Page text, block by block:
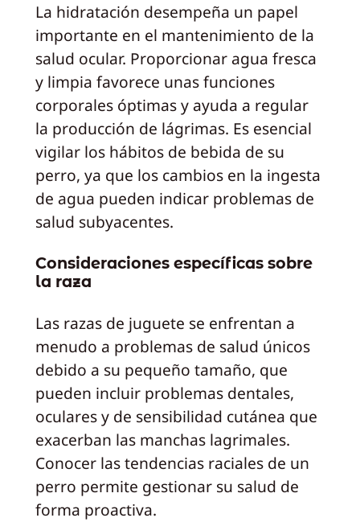
La hidratación desempeña un papel
importante en el mantenimiento de la
salud ocular. Proporcionar agua fresca
y limpia favorece unas funciones
corporales óptimas y ayuda a regular
la producción de lágrimas. Es esencial
vigilar los hábitos de bebida de su
perro, ya que los cambios en la ingesta
de agua pueden indicar problemas de
salud subyacentes.
Consideraciones específicas sobre
la raza
Las razas de juguete se enfrentan a
menudo a problemas de salud únicos
debido a su pequeño tamaño, que
pueden incluir problemas dentales,
oculares y de sensibilidad cutánea que
exacerban las manchas lagrimales.
Conocer las tendencias raciales de un
perro permite gestionar su salud de
forma proactiva.